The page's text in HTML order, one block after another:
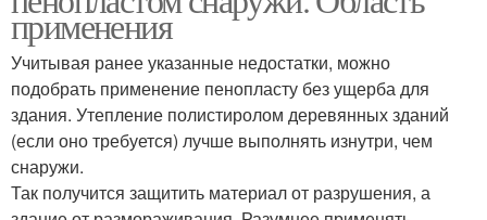
применения
Учитывая ранее указанные недостатки, можно
подобрать применение пенопласту без ущерба для
здания. Утепление полистиролом деревянных зданий
(если оно требуется) лучше выполнять изнутри, чем
снаружи.
Так получится защитить материал от разрушения, а